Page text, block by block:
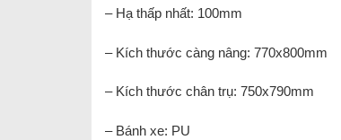
– Hạ thấp nhất: 100mm
– Kích thước càng nâng: 770x800mm
– Kích thước chân trụ: 750x790mm
– Bánh xe: PU